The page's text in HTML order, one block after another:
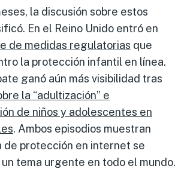
la discusión sobre estos
En el Reino Unido entró en
de medidas regulatorias que
la protección infantil en línea.
ganó aún más visibilidad tras
la “adultización” e
de niños y adolescentes en
. Ambos episodios muestran
de protección en internet se
tema urgente en todo el mundo.